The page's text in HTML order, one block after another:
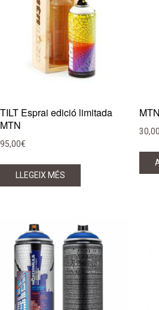
TILT Esprai edició limitada
MTN
95,00€
LLEGEIX MÉS
30,00